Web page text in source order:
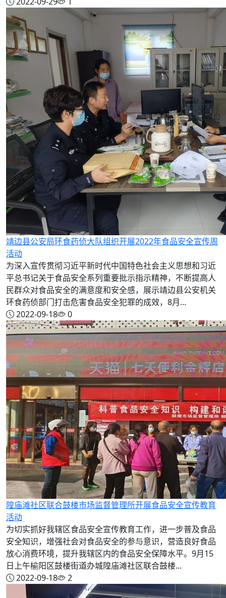
靖边县公安局环食药侦大队组织开展2022年食品安全宣传周
活动
为深入宣传贯彻习近平新时代中国特色社会主义思想和习近
平总书记关于食品安全系列重要批示指示精神，不断提高人
民群众对食品安全的满意度和安全感，展示靖边县公安机关
环食药侦部门打击危害食品安全犯罪的成效，8月...
2022-09-18
0
隍庙滩社区联合鼓楼市场监督管理所开展食品安全宣传教育
活动
为切实抓好我辖区食品安全宣传教育工作，进一步普及食品
安全知识，增强社会对食品安全的参与意识，营造良好食品
放心消费环境，提升我辖区内的食品安全保障水平。9月15
日上午榆阳区鼓楼街道办城隍庙滩社区联合鼓楼...
2022-09-18
2